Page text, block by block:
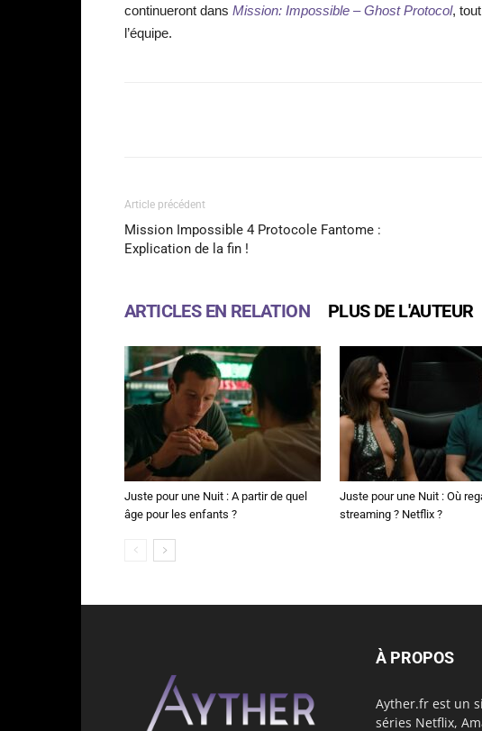
continueront dans Mission: Impossible – Ghost Protocol,
l’équipe.
Article précédent
Mission Impossible 4 Protocole Fantome :
Explication de la fin !
ARTICLES EN RELATION PLUS DE L'AUTEUR
Juste pour une Nuit : A partir de quel
âge pour les enfants ?
Juste pour une Nuit : Où
streaming ? Netflix ?
À PROPOS
Ayther.fr est un
séries Netflix,